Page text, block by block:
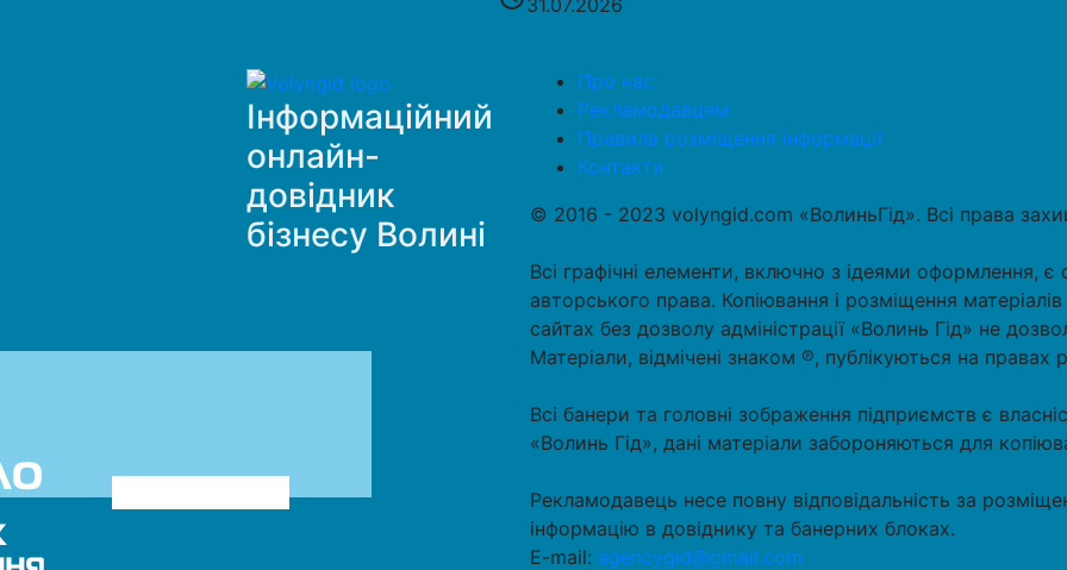
31.07.2026
Інформаційний
онлайн-
довідник
бізнесу Волині
Про нас
Рекламодавцям
Правила розміщення інформації
Контакти
© 2016 - 2023 volyngid.com «ВолиньГід». Всі права
Всі графічні елементи, включно з ідеями оформлення, є
авторського права. Копіювання і розміщення
сайтах без дозволу адміністрації «Волинь Гід» не
Матеріали, відмічені знаком ℗, публікуються на правах
Всі банери та головні зображення підприємств є
«Волинь Гід», дані матеріали забороняються для
Рекламодавець несе повну відповідальність за
інформацію в довіднику та банерних блоках.
E-mail: agencygid@gmail.com